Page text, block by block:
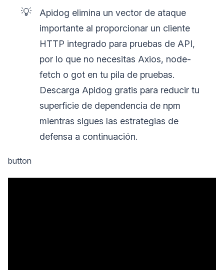
💡
Apidog elimina un vector de ataque
importante al proporcionar un cliente
HTTP integrado para pruebas de API,
por lo que no necesitas Axios, node-
fetch o got en tu pila de pruebas.
Descarga Apidog gratis para reducir tu
superficie de dependencia de npm
mientras sigues las estrategias de
defensa a continuación.
button